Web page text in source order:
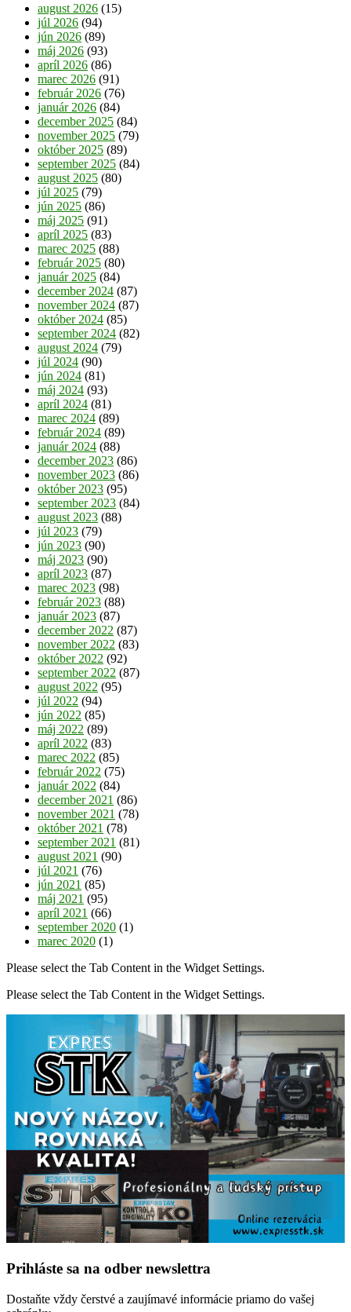
august 2026 (15)
júl 2026 (94)
jún 2026 (89)
máj 2026 (93)
apríl 2026 (86)
marec 2026 (91)
február 2026 (76)
január 2026 (84)
december 2025 (84)
november 2025 (79)
október 2025 (89)
september 2025 (84)
august 2025 (80)
júl 2025 (79)
jún 2025 (86)
máj 2025 (91)
apríl 2025 (83)
marec 2025 (88)
február 2025 (80)
január 2025 (84)
december 2024 (87)
november 2024 (87)
október 2024 (85)
september 2024 (82)
august 2024 (79)
júl 2024 (90)
jún 2024 (81)
máj 2024 (93)
apríl 2024 (81)
marec 2024 (89)
február 2024 (89)
január 2024 (88)
december 2023 (86)
november 2023 (86)
október 2023 (95)
september 2023 (84)
august 2023 (88)
júl 2023 (79)
jún 2023 (90)
máj 2023 (90)
apríl 2023 (87)
marec 2023 (98)
február 2023 (88)
január 2023 (87)
december 2022 (87)
november 2022 (83)
október 2022 (92)
september 2022 (87)
august 2022 (95)
júl 2022 (94)
jún 2022 (85)
máj 2022 (89)
apríl 2022 (83)
marec 2022 (85)
február 2022 (75)
január 2022 (84)
december 2021 (86)
november 2021 (78)
október 2021 (78)
september 2021 (81)
august 2021 (90)
júl 2021 (76)
jún 2021 (85)
máj 2021 (95)
apríl 2021 (66)
september 2020 (1)
marec 2020 (1)
Please select the Tab Content in the Widget Settings.
Please select the Tab Content in the Widget Settings.
Prihláste sa na odber newslettra
Dostaňte vždy čerstvé a zaujímavé informácie priamo do vašej